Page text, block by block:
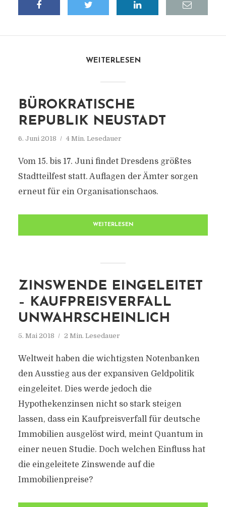
WEITERLESEN
BÜROKRATISCHE
REPUBLIK NEUSTADT
6. Juni 2018 4 Min. Lesedauer
Vom 15. bis 17. Juni findet Dresdens größtes
Stadtteilfest statt. Auflagen der Ämter sorgen
erneut für ein Organisationschaos.
WEITERLESEN
ZINSWENDE EINGELEITET
– KAUFPREISVERFALL
UNWAHRSCHEINLICH
5. Mai 2018 2 Min. Lesedauer
Weltweit haben die wichtigsten Notenbanken
den Ausstieg aus der expansiven Geldpolitik
eingeleitet. Dies werde jedoch die
Hypothekenzinsen nicht so stark steigen
lassen, dass ein Kaufpreisverfall für deutsche
Immobilien ausgelöst wird, meint Quantum in
einer neuen Studie. Doch welchen Einfluss hat
die eingeleitete Zinswende auf die
Immobilienpreise?